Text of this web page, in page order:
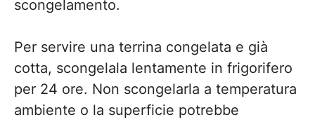
scongelamento.
Per servire una terrina congelata e già
cotta, scongelala lentamente in frigorifero
per 24 ore. Non scongelarla a temperatura
ambiente o la superficie potrebbe